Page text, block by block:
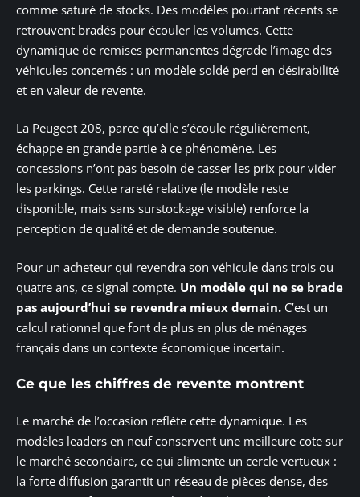
comme saturé de stocks. Des modèles pourtant récents se
retrouvent bradés pour écouler les volumes. Cette
dynamique de remises permanentes dégrade l’image des
véhicules concernés : un modèle soldé perd en désirabilité
et en valeur de revente.
La Peugeot 208, parce qu’elle s’écoule régulièrement,
échappe en grande partie à ce phénomène. Les
concessions n’ont pas besoin de casser les prix pour vider
les parkings. Cette rareté relative (le modèle reste
disponible, mais sans surstockage visible) renforce la
perception de qualité et de demande soutenue.
Pour un acheteur qui revendra son véhicule dans trois ou
quatre ans, ce signal compte. Un modèle qui ne se brade
pas aujourd’hui se revendra mieux demain. C’est un
calcul rationnel que font de plus en plus de ménages
français dans un contexte économique incertain.
Ce que les chiffres de revente montrent
Le marché de l’occasion reflète cette dynamique. Les
modèles leaders en neuf conservent une meilleure cote sur
le marché secondaire, ce qui alimente un cercle vertueux :
la forte diffusion garantit un réseau de pièces dense, des